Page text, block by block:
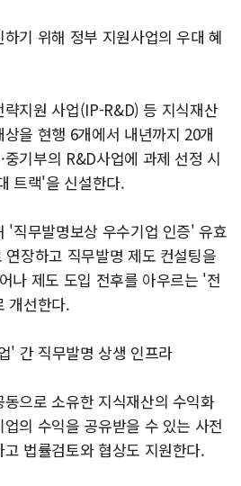
기 위해 정부 지원사업의 우대 혜
지원 사업(IP-R&D) 등 지식재산
을 현행 6개에서 내년까지 20개
기부의 R&D사업에 과제 선정 시
트랙'을 신설한다.
'직무발명보상 우수기업 인증' 유효
장하고 직무발명 제도 컨설팅을
나 제도 도입 전후를 아우르는 '전
개선한다.
' 간 직무발명 상생 인프라
동으로 소유한 지식재산의 수익화
의 수익을 공유받을 수 있는 사전
법률검토와 협상도 지원한다.